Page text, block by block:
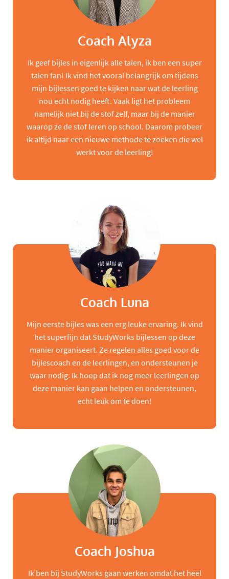
Coach Alyza
Ik geef bijles in eigenlijk alle talen, ik ben een super
talen fan! Ik vind het vooral belangrijk om tijdens
mijn bijlessen goed te kijken naar wat de leerling
nou echt nodig heeft. Vaak ligt het probleem
namelijk niet bij de stof zelf, maar bij de manier
waarop ze de stof leren op school. Daarom probeer
ik altijd naar een nieuwe methode te zoeken die wel
werkt voor de leerling!
Coach Luna
Mijn eerste bijles was een erg leuke ervaring. Ik vind
het superfijn dat StudyWorks bijlessen op deze
manier organiseert. Ze regelen alles goed voor de
bijlescoach en de leerlingen, en ondersteunen je
waar nodig. Ik hoop dat ik nog meer leerlingen op
deze manier kan gaan helpen en ondersteunen,
echt leuk om te doen!
Coach Joshua
Ik ben bij StudyWorks gaan werken omdat het heel